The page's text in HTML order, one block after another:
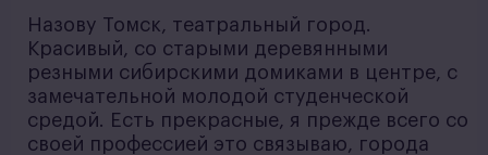
Назову Томск, театральный город.
Красивый, со старыми деревянными
резными сибирскими домиками в центре, с
замечательной молодой студенческой
средой. Есть прекрасные, я прежде всего со
своей профессией это связываю, города